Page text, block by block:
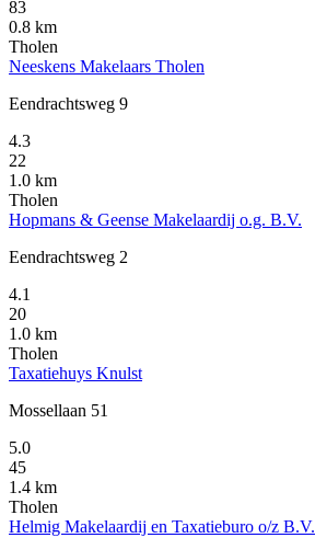
83
0.8 km
Tholen
Neeskens Makelaars Tholen
Eendrachtsweg 9
4.3
22
1.0 km
Tholen
Hopmans & Geense Makelaardij o.g. B.V.
Eendrachtsweg 2
4.1
20
1.0 km
Tholen
Taxatiehuys Knulst
Mossellaan 51
5.0
45
1.4 km
Tholen
Helmig Makelaardij en Taxatieburo o/z B.V.